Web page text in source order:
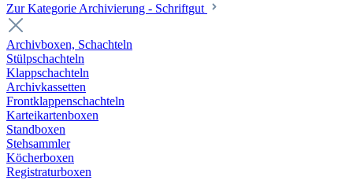
Zur Kategorie Archivierung - Schriftgut
Archivboxen, Schachteln
Stülpschachteln
Klappschachteln
Archivkassetten
Frontklappenschachteln
Karteikartenboxen
Standboxen
Stehsammler
Köcherboxen
Registraturboxen